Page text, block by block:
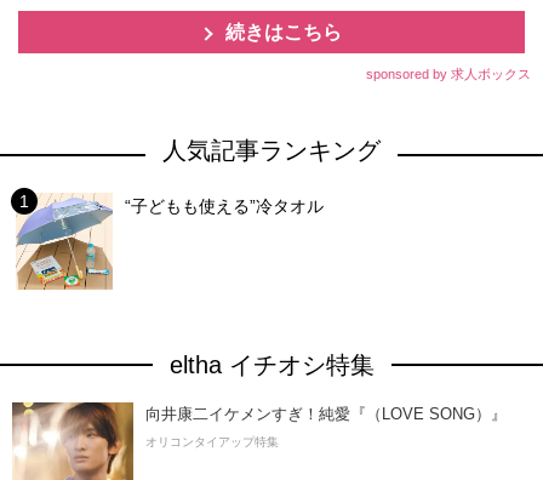
続きはこちら
sponsored by 求人ボックス
人気記事ランキング
“子どもも使える”冷タオル
eltha イチオシ特集
向井康二イケメンすぎ！純愛『（LOVE SONG）』
オリコンタイアップ特集